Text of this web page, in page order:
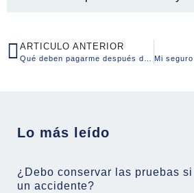
ARTICULO ANTERIOR
Lo más leído
¿Debo conservar las pruebas
un accidente?